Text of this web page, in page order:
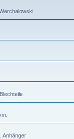
Anhänger